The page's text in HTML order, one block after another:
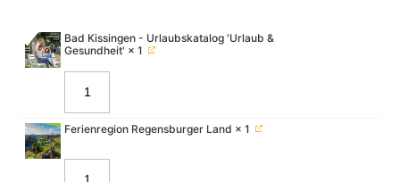
Bad Kissingen - Urlaubskatalog 'Urlaub &
Gesundheit' × 1
Ferienregion Regensburger Land × 1